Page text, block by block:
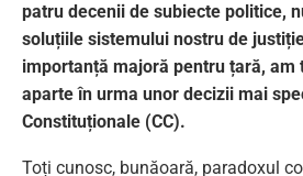
patru decenii de subiecte politice,
soluțiile sistemului nostru de
importanță majoră pentru țară, am
aparte în urma unor decizii mai
Constituționale (CC).
Toți cunosc, bunăoară, paradoxul